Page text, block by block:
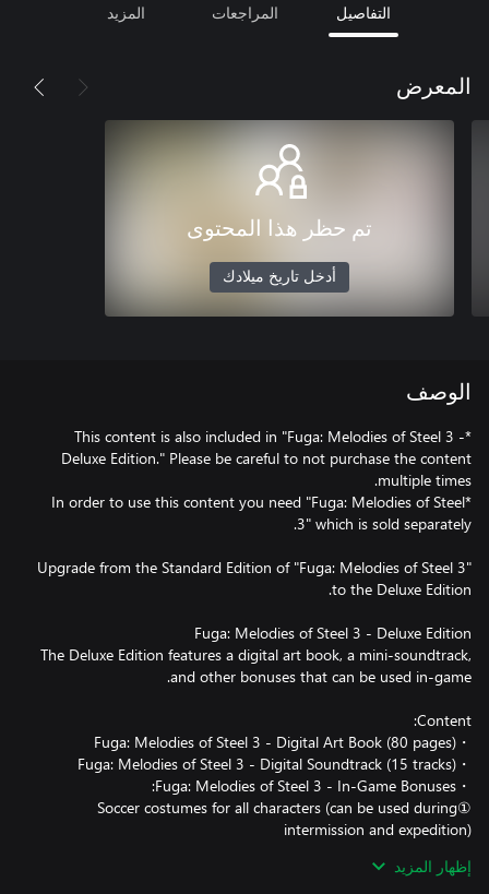
التفاصيل المراجعات المزيد
المعرض
تم حظر هذا المحتوى
أدخل تاريخ ميلادك
الوصف
*This content is also included in "Fuga: Melodies of Steel 3 -
Deluxe Edition." Please be careful to not purchase the content
*In order to use this content you need "Fuga: Melodies of Steel
Upgrade from the Standard Edition of "Fuga: Melodies of Steel 3"
The Deluxe Edition features a digital art book, a mini-soundtrack,
①Soccer costumes for all characters (can be used during
إظهار المزيد